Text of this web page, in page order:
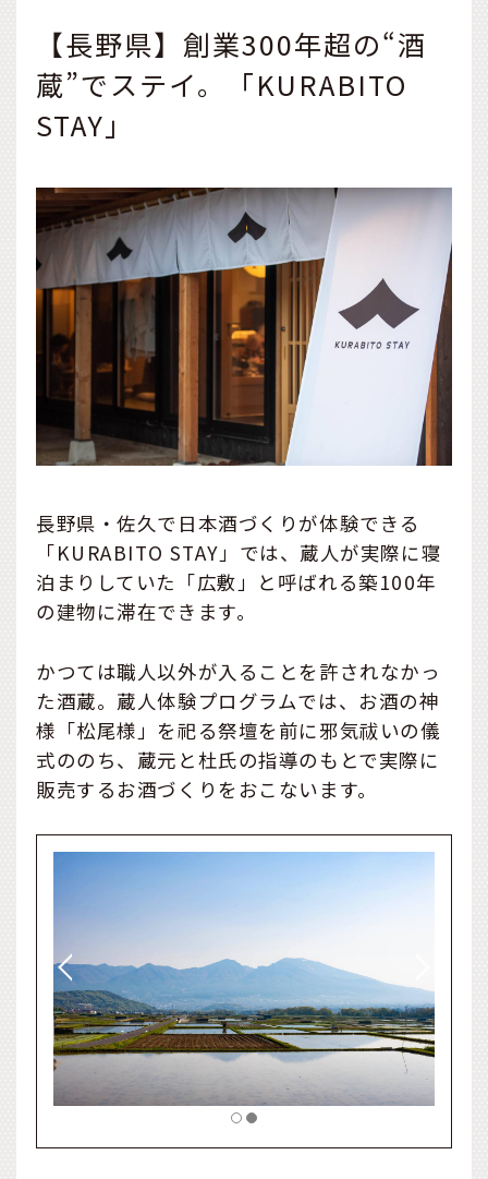
【長野県】創業300年超の“酒
蔵”でステイ。「KURABITO
STAY」
長野県・佐久で日本酒づくりが体験できる
「KURABITO STAY」では、蔵人が実際に寝
泊まりしていた「広敷」と呼ばれる築100年
の建物に滞在できます。
かつては職人以外が入ることを許されなかっ
た酒蔵。蔵人体験プログラムでは、お酒の神
様「松尾様」を祀る祭壇を前に邪気祓いの儀
式ののち、蔵元と杜氏の指導のもとで実際に
販売するお酒づくりをおこないます。